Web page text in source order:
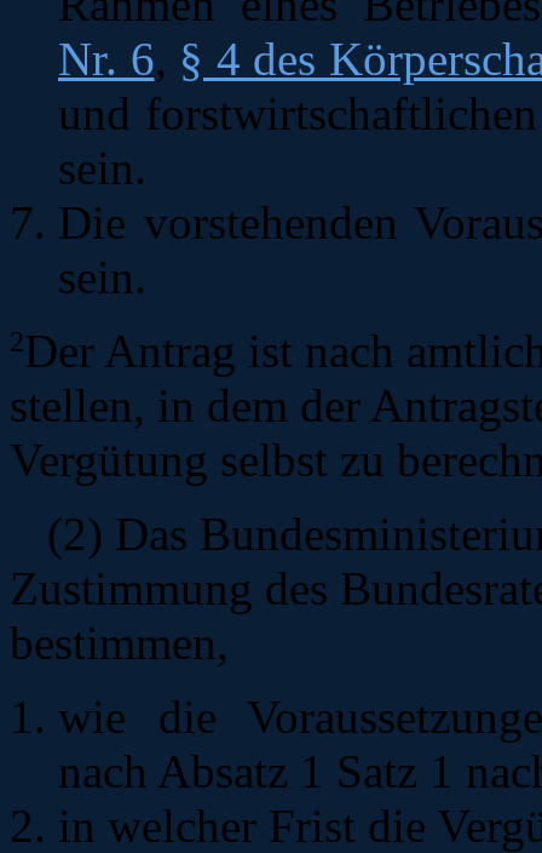
Nr. 6, § 4 des
und
sein.
Die vorstehenden
sein.
2Der Antrag ist nach
stellen, in dem der
Vergütung selbst zu
(2) Das
Zustimmung des
bestimmen,
wie die
nach Absatz 1 Satz 1
in welcher Frist die